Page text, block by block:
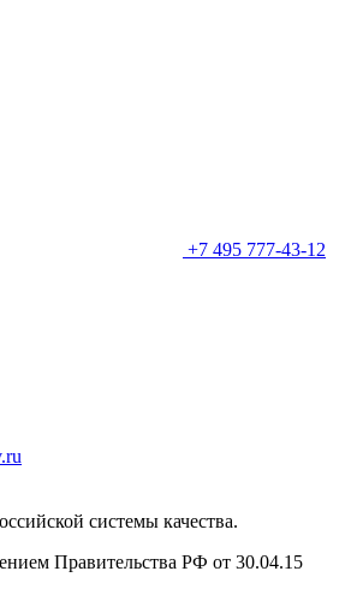
+7 495 777-43-12
системы качества.
Правительства РФ от 30.04.15